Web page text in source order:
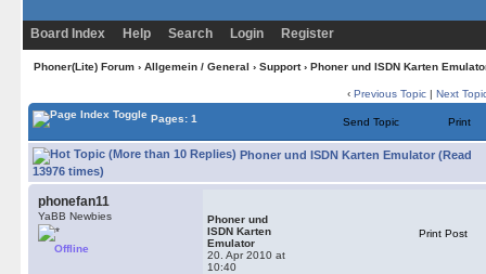
Board Index Help Search Login Register
Phoner(Lite) Forum› Allgemein / General › Support› Phoner und ISDN Karten
‹ Previous Topic | Next
Pages: 1 Send Topic Print
Phoner und ISDN Karten Emulator (Read
13976 times)
phonefan11
YaBB Newbies
Offline
Phoner und
ISDN Karten
Emulator
20. Apr 2010 at
10:40
Print Post